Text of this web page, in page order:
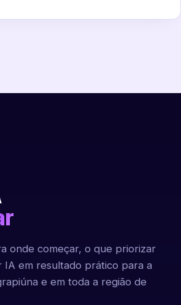
onde começar, o que priorizar
IA em resultado prático para a
e em toda a região de